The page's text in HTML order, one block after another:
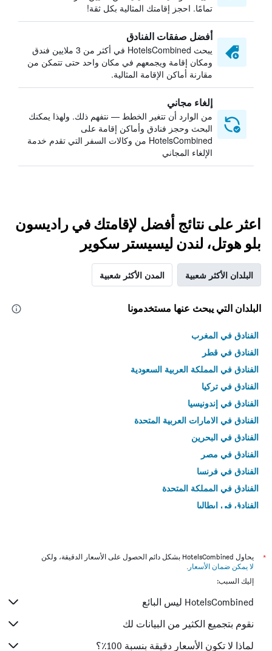
تمامًا. احجز إقامتك المثالية بكل ثقة!
أفضل صفقات الفنادق
يبحث HotelsCombined في أكثر من 3 ملايين فندق
ومكان إقامة ويجمعهم في مكان واحد حتى تتمكن من
مقارنة أماكن الإقامة المثالية.
إلغاء مجاني
من الوارد أن تتغير الخطط — نتفهم ذلك. ولهذا يمكنك
البحث وحجز فنادق وأماكن إقامة على
HotelsCombined من وكالات السفر التي تقدم خدمة
الإلغاء المجاني
اعثر على نتائج أفضل لإقامتك في راديسون
بلو هوتل، لندن ليسيستر سكوير
البلدان الأكثر شعبية المدن الأكثر شعبية
البلدان التي يبحث عنها مستخدمونا
الفنادق في المغرب
الفنادق في قطر
الفنادق في المملكة العربية السعودية
الفنادق في تركيا
الفنادق في إندونيسيا
الفنادق في الامارات العربية المتحدة
الفنادق في البحرين
الفنادق في مصر
الفنادق في فرنسا
الفنادق في المملكة المتحدة
الفنادق في إيطاليا
*
يحاول HotelsCombined بشكل دائم الحصول على الأسعار الدقيقة، ولكن
لا يمكن ضمان الأسعار .
إليك السبب:
HotelsCombined ليس البائع
نقوم بتجميع الكثير من البيانات لك
لماذا لا تكون الأسعار دقيقة بنسبة 100٪؟